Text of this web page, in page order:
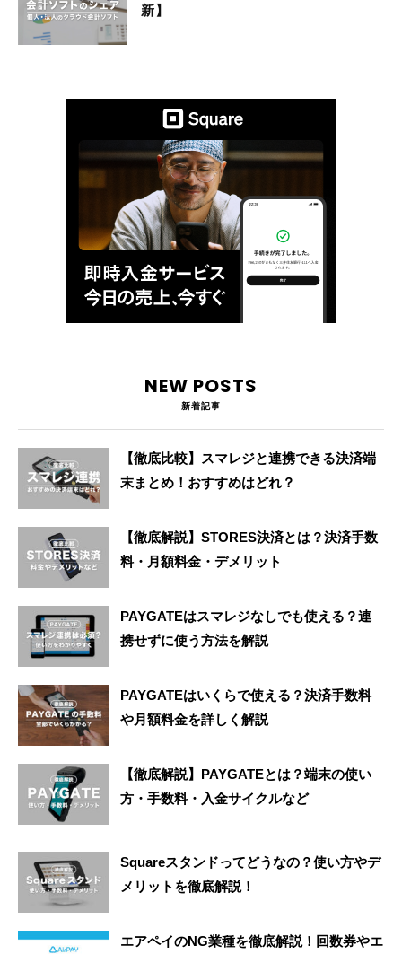
新】
NEW POSTS
新着記事
【徹底比較】スマレジと連携できる決済端
末まとめ！おすすめはどれ？
【徹底解説】STORES決済とは？決済手数
料・月額料金・デメリット
PAYGATEはスマレジなしでも使える？連
携せずに使う方法を解説
PAYGATEはいくらで使える？決済手数料
や月額料金を詳しく解説
【徹底解説】PAYGATEとは？端末の使い
方・手数料・入金サイクルなど
Squareスタンドってどうなの？使い方やデ
メリットを徹底解説！
エアペイのNG業種を徹底解説！回数券やエ